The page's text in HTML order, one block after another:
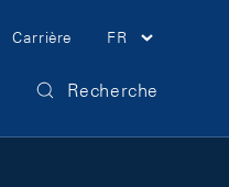
Carrière FR
Recherche